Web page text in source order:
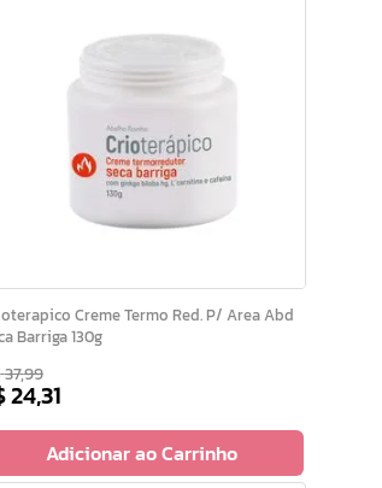
Creme Termo Red. P/ Area Abd
Barriga 130g
37,99
24,31
Adicionar ao Carrinho